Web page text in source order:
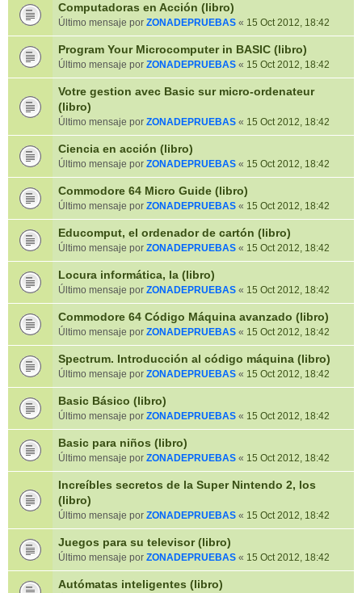
Computadoras en Acción (libro)
Último mensaje por ZONADEPRUEBAS « 15 Oct 2012, 18:42
Program Your Microcomputer in BASIC (libro)
Último mensaje por ZONADEPRUEBAS « 15 Oct 2012, 18:42
Votre gestion avec Basic sur micro-ordenateur
(libro)
Último mensaje por ZONADEPRUEBAS « 15 Oct 2012, 18:42
Ciencia en acción (libro)
Último mensaje por ZONADEPRUEBAS « 15 Oct 2012, 18:42
Commodore 64 Micro Guide (libro)
Último mensaje por ZONADEPRUEBAS « 15 Oct 2012, 18:42
Educomput, el ordenador de cartón (libro)
Último mensaje por ZONADEPRUEBAS « 15 Oct 2012, 18:42
Locura informática, la (libro)
Último mensaje por ZONADEPRUEBAS « 15 Oct 2012, 18:42
Commodore 64 Código Máquina avanzado (libro)
Último mensaje por ZONADEPRUEBAS « 15 Oct 2012, 18:42
Spectrum. Introducción al código máquina (libro)
Último mensaje por ZONADEPRUEBAS « 15 Oct 2012, 18:42
Basic Básico (libro)
Último mensaje por ZONADEPRUEBAS « 15 Oct 2012, 18:42
Basic para niños (libro)
Último mensaje por ZONADEPRUEBAS « 15 Oct 2012, 18:42
Increíbles secretos de la Super Nintendo 2, los
(libro)
Último mensaje por ZONADEPRUEBAS « 15 Oct 2012, 18:42
Juegos para su televisor (libro)
Último mensaje por ZONADEPRUEBAS « 15 Oct 2012, 18:42
Autómatas inteligentes (libro)